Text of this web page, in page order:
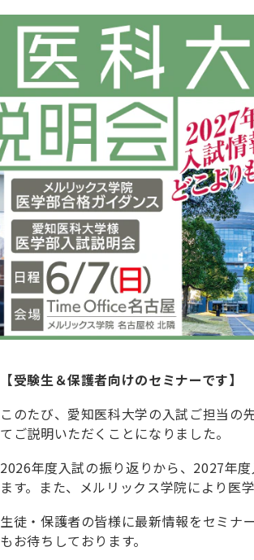
【受験生＆保護者向けのセミナーです】
このたび、愛知医科大学の入試ご担当の
てご説明いただくことになりました。
2026年度入試の振り返りから、2027年
ます。また、メルリックス学院により医
生徒・保護者の皆様に最新情報をセミナ
もお待ちしております。